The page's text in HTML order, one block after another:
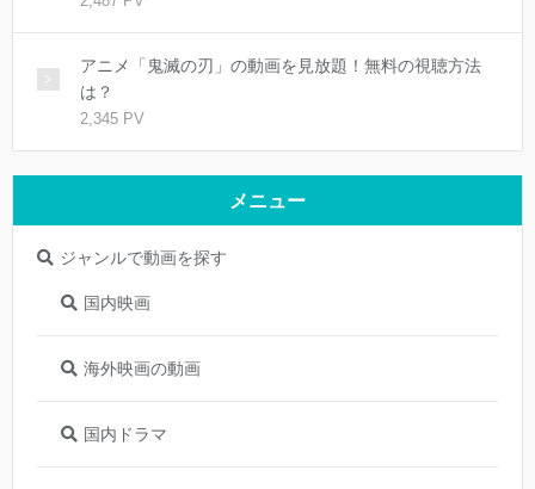
アニメ「鬼滅の刃」の動画を見放題！無料の視聴方法
は？
2,345 PV
メニュー
ジャンルで動画を探す
国内映画
海外映画の動画
国内ドラマ